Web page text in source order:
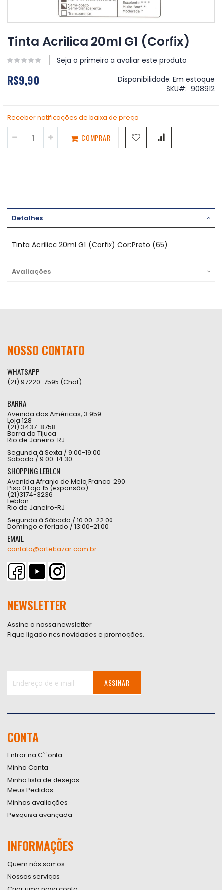
para
o
da
de
Tinta Acrilica 20ml G1 (Corfix)
Seja o primeiro a avaliar este produto
R$9,90 Disponibilidade: Em estoque
SKU
908912
Receber notificações de baixa de preço
COMPRAR
Detalhes
Tinta Acrilica 20ml G1 (Corfix) Cor:Preto (65)
Avaliações
NOSSO CONTATO
WHATSAPP
(21) 97220-7595 (Chat)
BARRA
Avenida das Américas, 3.959
Loja 128
(21) 3437-8758
Barra da Tijuca
Rio de Janeiro-RJ
Segunda à Sexta / 9:00-19:00
Sábado / 9:00-14:30
SHOPPING LEBLON
Avenida Afranio de Melo Franco, 290
Piso 0 Loja 15 (expansão)
(21)3174-3236
Leblon
Rio de Janeiro-RJ
Segunda à Sábado / 10:00-22:00
Domingo e feriado / 13:00-21:00
EMAIL
contato@artebazar.com.br
NEWSLETTER
Assine a nossa newsletter
Fique ligado nas novidades e promoções.
Newsletter:
ASSINAR
CONTA
Entrar na C``onta
Minha Conta
Minha lista de desejos
Meus Pedidos
Minhas avaliações
Pesquisa avançada
INFORMAÇÕES
Quem nós somos
Nossos serviços